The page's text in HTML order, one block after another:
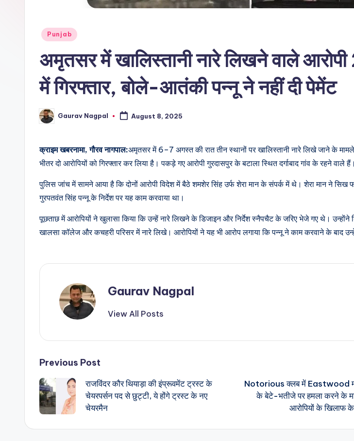
m
Posted
Punjab
अमृतसर में खालिस्तानी नारे लिखने वाले
में गिरफ्तार, बोले-आतंकी पन्नू ने नहीं दी पेमेंट
Posted
by
Gaurav Nagpal August 8, 2025
क्राइम खबरनामा, गौरव नागपाल:अमृतसर में 6–7 अगस्त की रात तीन स्थानों पर खालिस्तानी नारे लिखे जाने के
भीतर दो आरोपियों को गिरफ्तार कर लिया है। पकड़े गए आरोपी गुरदासपुर के बटाला स्थित दर्गाबाद गांव के रहने वाले हैं।
पुलिस जांच में सामने आया है कि दोनों आरोपी विदेश में बैठे शमशेर सिंह उर्फ शेरा मान के संपर्क में थे। शेरा मान ने
गुरपतवंत सिंह पन्नू के निर्देश पर यह काम करवाया था।
पूछताछ में आरोपियों ने खुलासा किया कि उन्हें नारे लिखने के डिजाइन और निर्देश स्नैपचैट के जरिए भेजे गए थे। उन्होंने
खालसा कॉलेज और कचहरी परिसर में नारे लिखे। आरोपियों ने यह भी आरोप लगाया कि पन्नू ने काम करवाने के बाद
Gaurav Nagpal
View All Posts
Post
navigation
Previous Post
राजविंदर कौर थियाड़ा की इंप्रूवमेंट ट्रस्ट के
चेयरपर्सन पद से छुट्टी, ये होंगे ट्रस्ट के नए
चेयरमैन
Notorious क्लब में Eastwood
के बेटे-भतीजे पर हमला करने के
आरोपियों के खिलाफ